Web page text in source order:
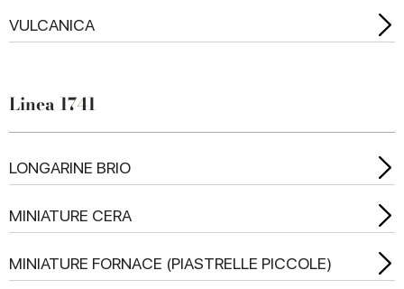
VULCANICA
Linea 1741
LONGARINE BRIO
MINIATURE CERA
MINIATURE FORNACE (PIASTRELLE PICCOLE)